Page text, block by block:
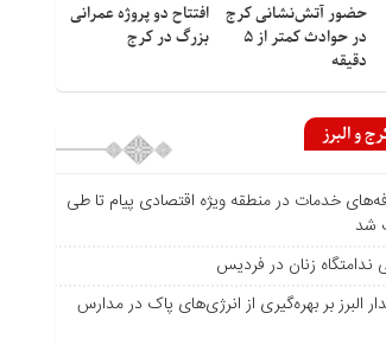
حضور آتش‌نشانی کرج
در حوادث کمتر از ۵
دقیقه
افتتاح دو پروژه عمرانی
بزرگ در کرج
و البرز
خدمات در منطقه ویژه اقتصادی پیام تا طی
شد
ندامتگاه زنان در فردیس
البرز بر بهره‌گیری از انرژی‌های پاک در مدارس